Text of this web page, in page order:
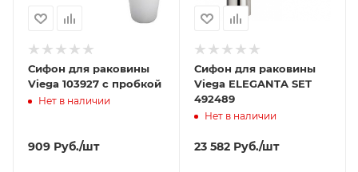
Сифон для раковины
Viega 103927 с пробкой
Нет в наличии
909 Руб./шт
Сифон для раковины
Viega ELEGANTA SET
492489
Нет в наличии
23 582 Руб./шт